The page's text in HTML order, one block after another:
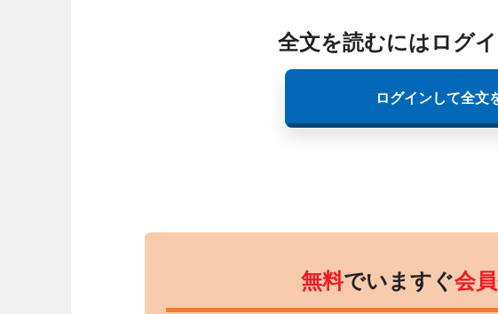
全文を読むにはログ
ログインして全文
無料でいますぐ会